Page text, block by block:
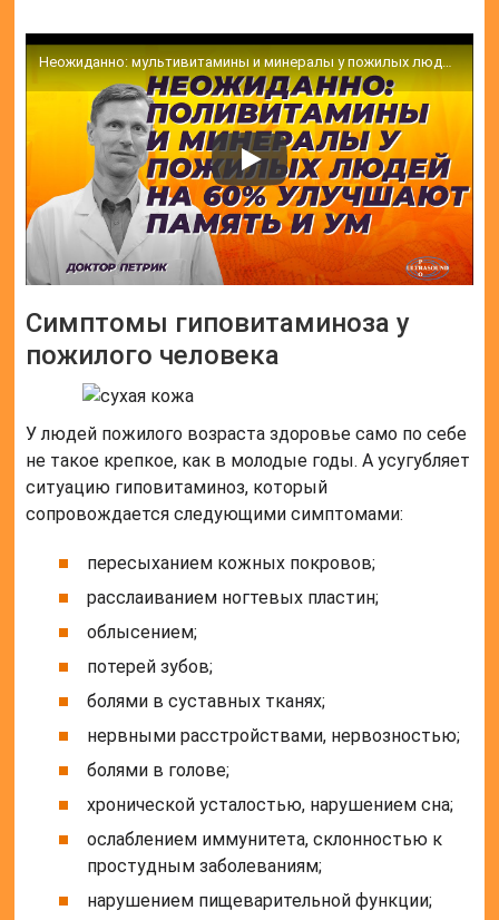
Неожиданно: мультивитамины и минералы у пожилых людей на 60% улучшают память и ум.
Симптомы гиповитаминоза у
пожилого человека
У людей пожилого возраста здоровье само по себе
не такое крепкое, как в молодые годы. А усугубляет
ситуацию гиповитаминоз, который
сопровождается следующими симптомами:
пересыханием кожных покровов;
расслаиванием ногтевых пластин;
облысением;
потерей зубов;
болями в суставных тканях;
нервными расстройствами, нервозностью;
болями в голове;
хронической усталостью, нарушением сна;
ослаблением иммунитета, склонностью к
простудным заболеваниям;
нарушением пищеварительной функции;